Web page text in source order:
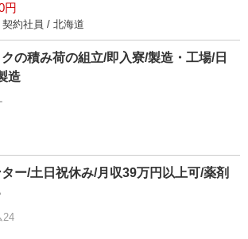
円
約社員 / 北海道
クの積み荷の組立/即入寮/製造・工場/日
造
ー/土日祝休み/月収39万円以上可/薬剤
24